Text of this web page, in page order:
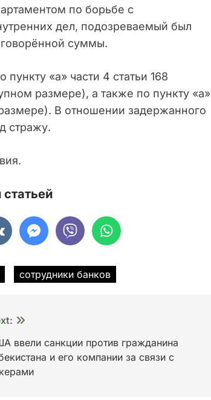
по борьбе с
дел, подозреваемый был
суммы.
«а» части 4 статьи 168
размере), а также по пункту «а»
В отношении задержанного
стражу.
сотрудники банков
ввели санкции против гражданина
и его компании за связи с